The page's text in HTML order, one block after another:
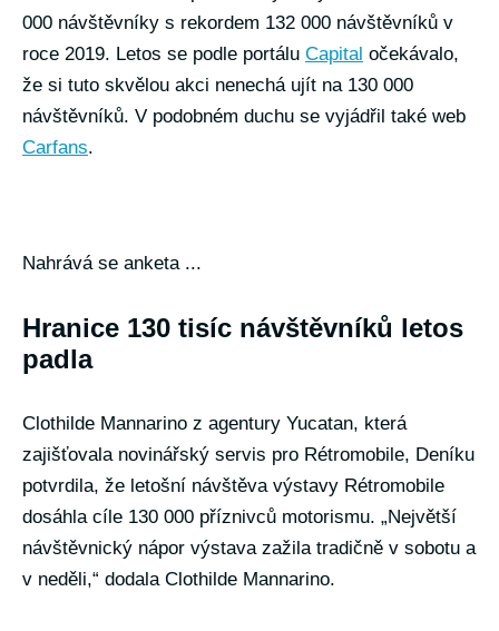
000 návštěvníky s rekordem 132 000 návštěvníků v
roce 2019. Letos se podle portálu Capital očekávalo,
že si tuto skvělou akci nenechá ujít na 130 000
návštěvníků. V podobném duchu se vyjádřil také web
Carfans.
Nahrává se anketa ...
Hranice 130 tisíc návštěvníků letos
padla
Clothilde Mannarino z agentury Yucatan, která
zajišťovala novinářský servis pro Rétromobile, Deníku
potvrdila, že letošní návštěva výstavy Rétromobile
dosáhla cíle 130 000 příznivců motorismu. „Největší
návštěvnický nápor výstava zažila tradičně v sobotu a
v neděli,“ dodala Clothilde Mannarino.